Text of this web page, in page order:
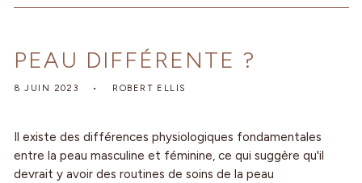
PEAU DIFFÉRENTE ?
8 JUIN 2023 ROBERT ELLIS
Il existe des différences physiologiques fondamentales
entre la peau masculine et féminine, ce qui suggère qu'il
devrait y avoir des routines de soins de la peau